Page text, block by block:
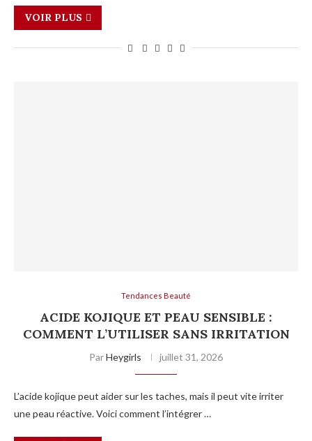
VOIR PLUS
Tendances Beauté
ACIDE KOJIQUE ET PEAU SENSIBLE :
COMMENT L’UTILISER SANS IRRITATION
ParHeygirls juillet 31, 2026
L’acide kojique peut aider sur les taches, mais il peut vite irriter
une peau réactive. Voici comment l’intégrer …